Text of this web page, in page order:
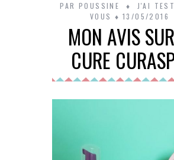
PAR POUSSINE
J'AI
VOUS
13/05/2016
MON AVIS
CURE